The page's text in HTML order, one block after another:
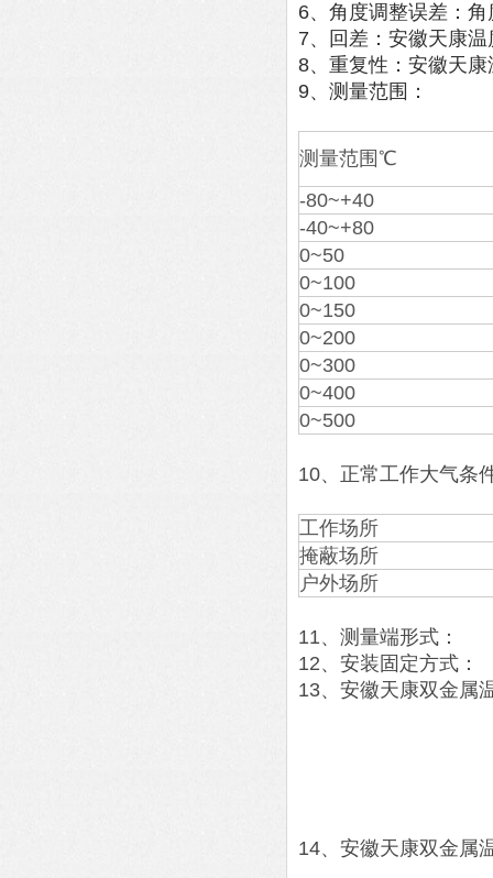
6、角度调整误差：
7、回差：安徽天康
8、重复性：安徽天
9、测量范围：
测量范围℃
-80~+40
-40~+80
0~50
0~100
0~150
0~200
0~300
0~400
0~500
10、正常工作大气条
工作场所
掩蔽场所
户外场所
11、测量端形式：
12、安装固定方式：
13、安徽天康双金属
14、安徽天康双金属